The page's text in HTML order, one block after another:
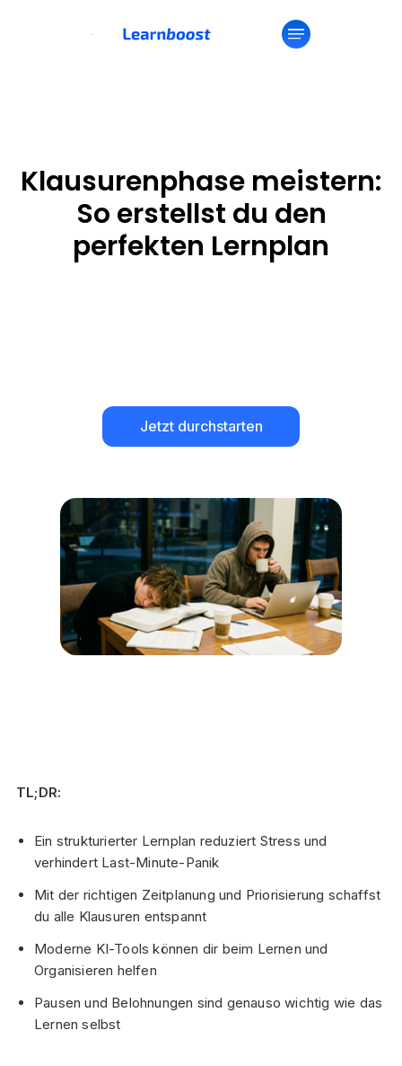
Klausurenphase meistern:
So erstellst du den
perfekten Lernplan
Jetzt durchstarten
TL;DR:
Ein strukturierter Lernplan reduziert Stress und
verhindert Last-Minute-Panik
Mit der richtigen Zeitplanung und Priorisierung schaffst
du alle Klausuren entspannt
Moderne KI-Tools können dir beim Lernen und
Organisieren helfen
Pausen und Belohnungen sind genauso wichtig wie das
Lernen selbst